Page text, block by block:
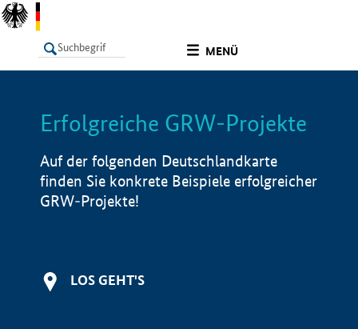
MENÜ
LISTE Info
Erfolgreiche GRW-Projekte
Auf der folgenden Deutschlandkarte
finden Sie konkrete Beispiele erfolgreicher
GRW-Projekte!
LOS GEHT'S